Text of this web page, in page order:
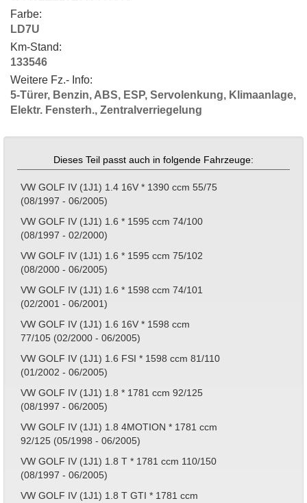
Farbe:
LD7U
Km-Stand:
133546
Weitere Fz.- Info:
5-Türer, Benzin, ABS, ESP, Servolenkung, Klimaanlage,
Elektr. Fensterh., Zentralverriegelung
Dieses Teil passt auch in folgende Fahrzeuge:
VW GOLF IV (1J1) 1.4 16V * 1390 ccm 55/75
(08/1997 - 06/2005)
VW GOLF IV (1J1) 1.6 * 1595 ccm 74/100
(08/1997 - 02/2000)
VW GOLF IV (1J1) 1.6 * 1595 ccm 75/102
(08/2000 - 06/2005)
VW GOLF IV (1J1) 1.6 * 1598 ccm 74/101
(02/2001 - 06/2001)
VW GOLF IV (1J1) 1.6 16V * 1598 ccm
77/105 (02/2000 - 06/2005)
VW GOLF IV (1J1) 1.6 FSI * 1598 ccm 81/110
(01/2002 - 06/2005)
VW GOLF IV (1J1) 1.8 * 1781 ccm 92/125
(08/1997 - 06/2005)
VW GOLF IV (1J1) 1.8 4MOTION * 1781 ccm
92/125 (05/1998 - 06/2005)
VW GOLF IV (1J1) 1.8 T * 1781 ccm 110/150
(08/1997 - 06/2005)
VW GOLF IV (1J1) 1.8 T GTI * 1781 ccm